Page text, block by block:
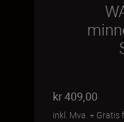
kr 409,00
inkl. Mva. + Gratis